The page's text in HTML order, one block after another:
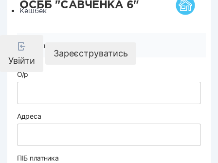
Кешбек
Увійти
Зареєструватись
ОСББ "САВЧЕНКА 6"
Реквізити компанії
О/р
Адреса
ПІБ платника